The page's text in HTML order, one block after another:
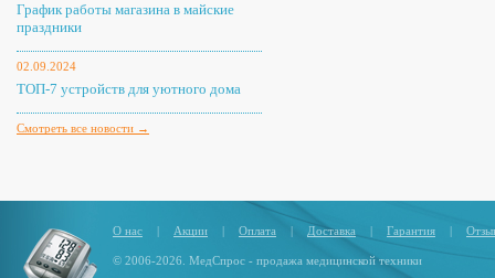
График работы магазина в майские
праздники
02.09.2024
ТОП-7 устройств для уютного дома
Смотреть все новости →
О нас | Акции | Оплата | Доставка | Гарантия |
© 2006-2026. МедСпрос - продажа медицинской техники